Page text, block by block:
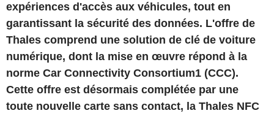
expériences d'accès aux véhicules, tout en
garantissant la sécurité des données. L'offre de
Thales comprend une solution de clé de voiture
numérique, dont la mise en œuvre répond à la
norme Car Connectivity Consortium1 (CCC).
Cette offre est désormais complétée par une
toute nouvelle carte sans contact, la Thales NFC